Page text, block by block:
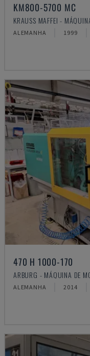
KM800-5700 MC
KRAUSS MAFFEI -
ALEMANHA 1999
470 H 1000-170
ARBURG - MÁQUINA DE
ALEMANHA 2014